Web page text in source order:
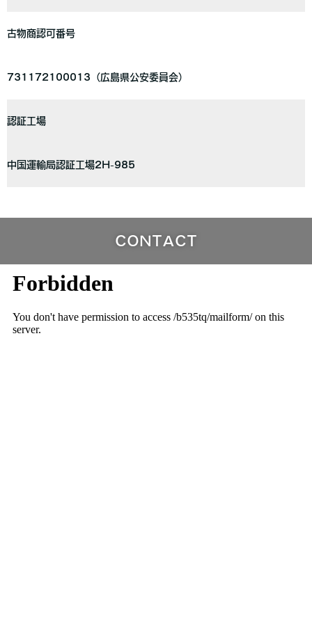
古物商認可番号
731172100013（広島県公安委員会）
認証工場
中国運輸局認証工場2H-985
CONTACT